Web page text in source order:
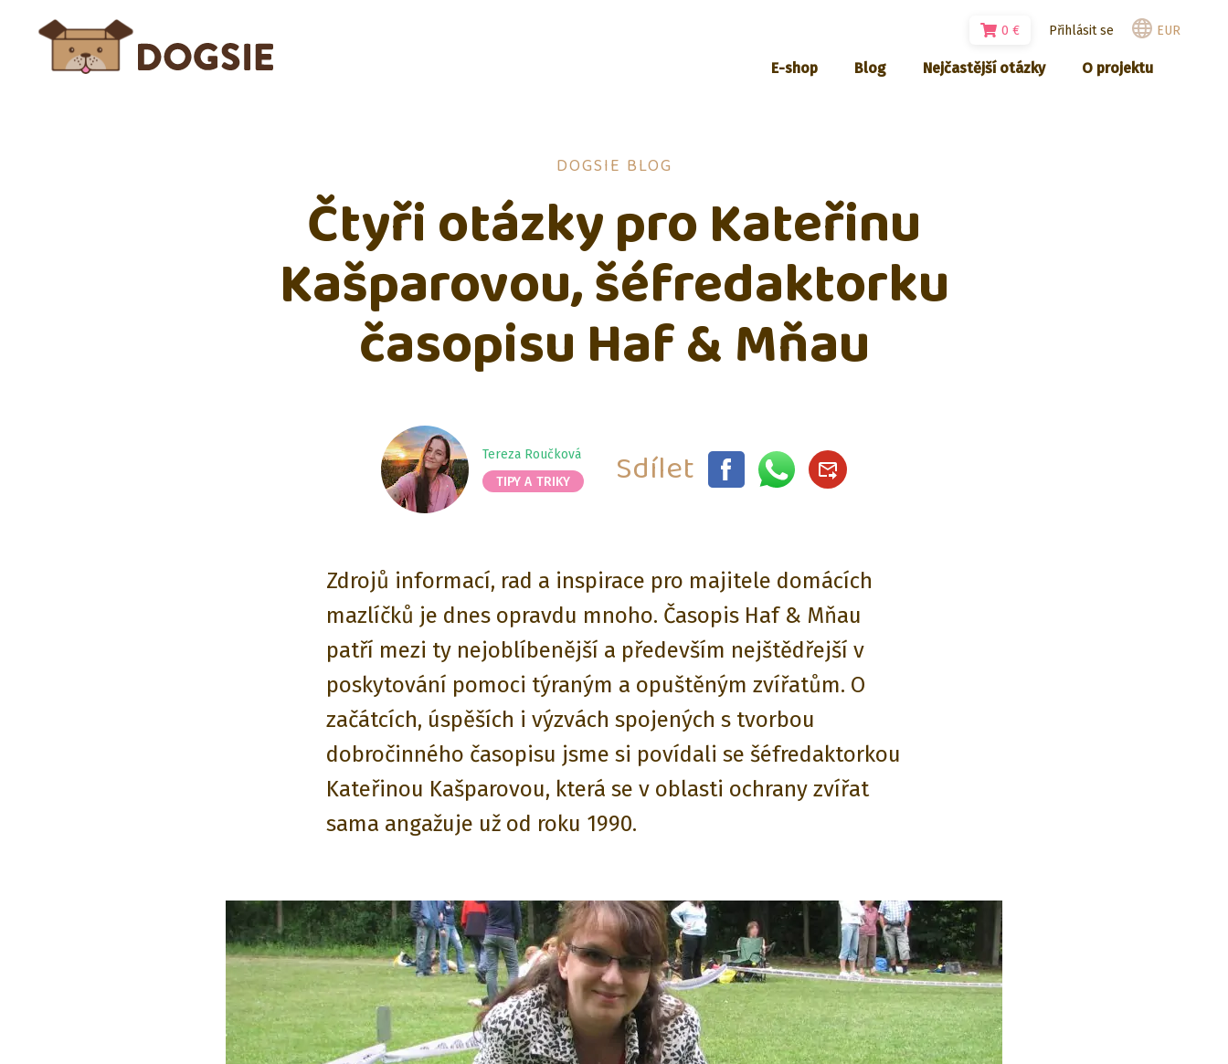
E-shop Blog Nejčastější otázky O projektu
0 € Přihlásit se EUR
DOGSIE BLOG
Čtyři otázky pro Kateřinu
Kašparovou, šéfredaktorku
časopisu Haf & Mňau
Tereza Roučková
TIPY A TRIKY
Sdílet
Zdrojů informací, rad a inspirace pro majitele domácích
mazlíčků je dnes opravdu mnoho. Časopis Haf & Mňau
patří mezi ty nejoblíbenější a především nejštědřejší v
poskytování pomoci týraným a opuštěným zvířatům. O
začátcích, úspěších i výzvách spojených s tvorbou
dobročinného časopisu jsme si povídali se šéfredaktorkou
Kateřinou Kašparovou, která se v oblasti ochrany zvířat
sama angažuje už od roku 1990.